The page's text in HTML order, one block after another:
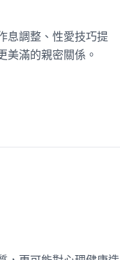
息調整、性愛技巧提
美滿的親密關係。